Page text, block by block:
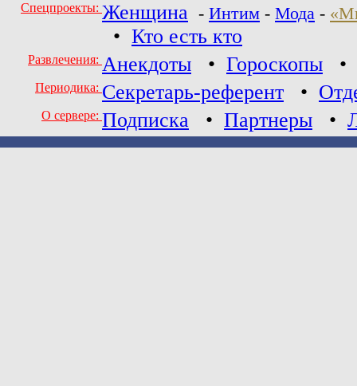
Спецпроекты: Женщина - Интим - Мода -
• Кто есть кто
Развлечения: Анекдоты • Гороскопы •
Периодика: Секретарь-референт •
О сервере: Подписка • Партнеры •